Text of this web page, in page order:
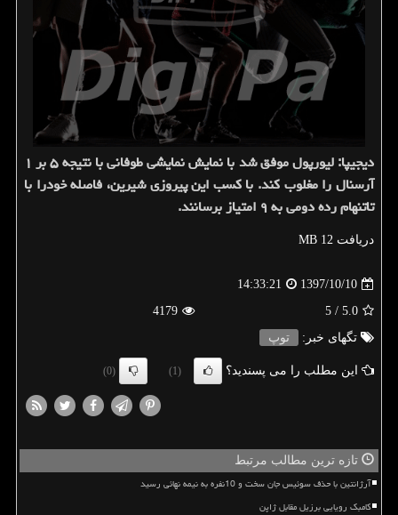
دیجیپا: لیورپول موفق شد با نمایش نمایشی طوفانی با نتیجه ۵ بر ۱
آرسنال را مغلوب كند. با كسب این پیروزی شیرین، فاصله خودرا با
تاتنهام رده دومی به ۹ امتیاز برسانند.
دریافت 12 MB
1397/10/10
14:33:21
5.0
/ 5
4179
تگهای خبر:
توپ
این مطلب را می پسندید؟ (1)
(0)
تازه ترین مطالب مرتبط
آرژانتین با حذف سوئیس جان سخت و 10نفره به نیمه نهائی رسید
کامبک رویایی برزیل مقابل ژاپن